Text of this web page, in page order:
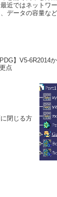
近ではネットワ
、データの容量な
PDG】V5-6R2014
点
閉じる方